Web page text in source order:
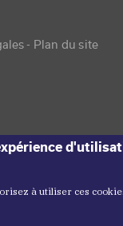
menu
Plan du site
à utiliser ces